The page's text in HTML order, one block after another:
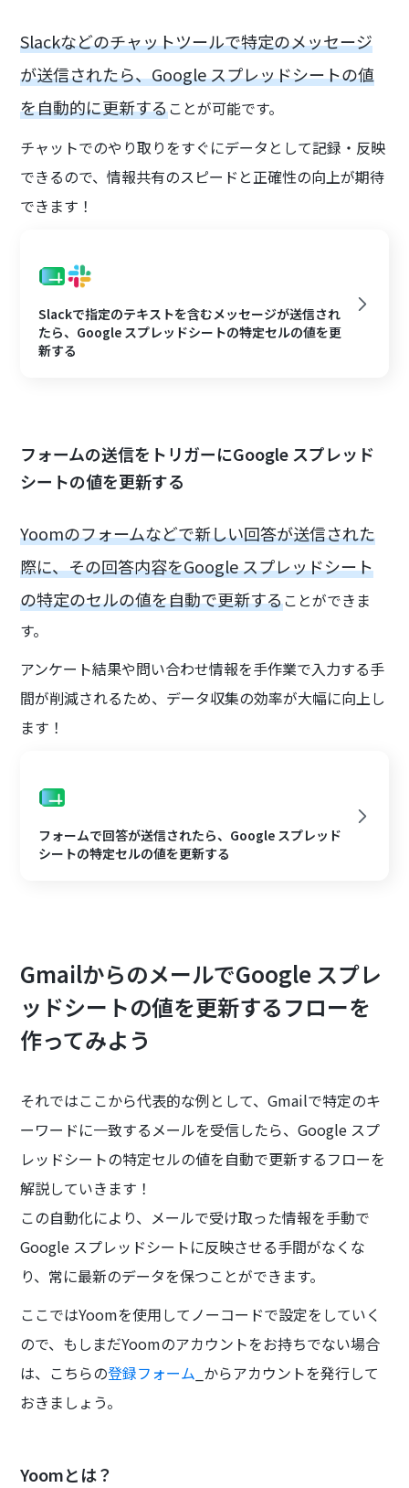
Slackなどのチャットツールで特定のメッセージ
が送信されたら、Google スプレッドシートの値
を自動的に更新することが可能です。
チャットでのやり取りをすぐにデータとして記録・反映
できるので、情報共有のスピードと正確性の向上が期待
できます！
Slackで指定のテキストを含むメッセージが送信され
たら、Google スプレッドシートの特定セルの値を更
新する
フォームの送信をトリガーにGoogle スプレッド
シートの値を更新する
Yoomのフォームなどで新しい回答が送信された
際に、その回答内容をGoogle スプレッドシート
の特定のセルの値を自動で更新することができま
す。
アンケート結果や問い合わせ情報を手作業で入力する手
間が削減されるため、データ収集の効率が大幅に向上し
ます！
フォームで回答が送信されたら、Google スプレッド
シートの特定セルの値を更新する
GmailからのメールでGoogle スプレ
ッドシートの値を更新するフローを
作ってみよう
それではここから代表的な例として、Gmailで特定のキ
ーワードに一致するメールを受信したら、Google スプ
レッドシートの特定セルの値を自動で更新するフローを
解説していきます！
この自動化により、メールで受け取った情報を手動で
Google スプレッドシートに反映させる手間がなくな
り、常に最新のデータを保つことができます。
ここではYoomを使用してノーコードで設定をしていく
ので、もしまだYoomのアカウントをお持ちでない場合
は、こちらの登録フォーム _からアカウントを発行して
おきましょう。
Yoomとは？